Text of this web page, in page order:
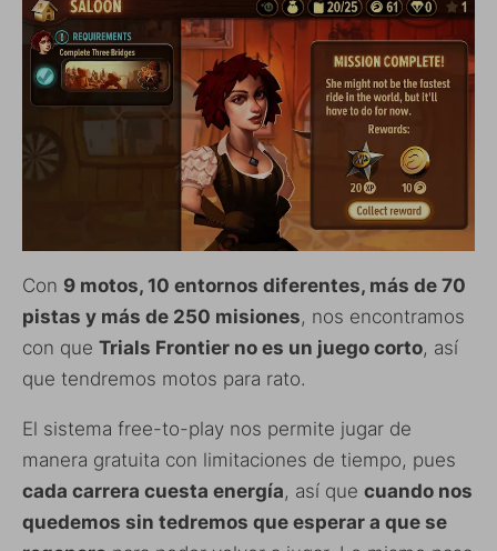
Con 9 motos, 10 entornos diferentes, más de 70
pistas y más de 250 misiones, nos encontramos
con que Trials Frontier no es un juego corto, así
que tendremos motos para rato.
El sistema free-to-play nos permite jugar de
manera gratuita con limitaciones de tiempo, pues
cada carrera cuesta energía, así que cuando nos
quedemos sin tedremos que esperar a que se